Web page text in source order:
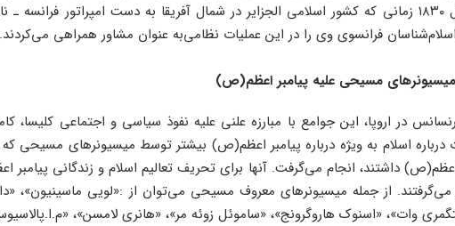
این جوامع۵. در سال ۱۸۳۰ زمانی که کشور اسلامی الجزایر در شمال آفریقا به دست امپراتور
فرانسوی وی را در این عملیات نظامی‌به عنوان مشاور همراهی می‌کردند.
مسیحی علیه پیامبر اعظم(ص)
در اروپا، این جوامع با مبارزه علنی علیه نفوذ سیاسی و اجتماعی کلیسا،
درباره اسلام به ویژه درباره پیامبر اعظم(ص) بیشتر توسط میسیونرهای مسیحی
اعظم(ص) داشتند، انجام می‌گرفت. آنها برای تحریف تعالیم اسلام و زندگانی
می‌گرفتند. از جمله میسیونرهای معروف مسیحی می‌توان از :«لویی ماسینیون»،
وات»، «اسنوک هاروگرونج»، «ساموئل زوئه مر»، «هانری لامسن»،